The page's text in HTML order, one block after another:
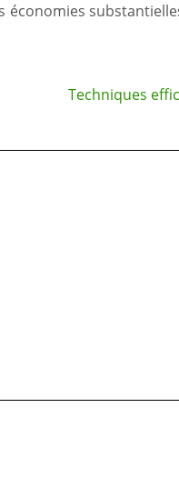
économies
Techniques